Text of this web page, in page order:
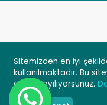
Whatsapp
| Ümmet
×
Sitemizden en iyi
kullanılmaktadır. Bu
etmiş sayılıyorsunuz.